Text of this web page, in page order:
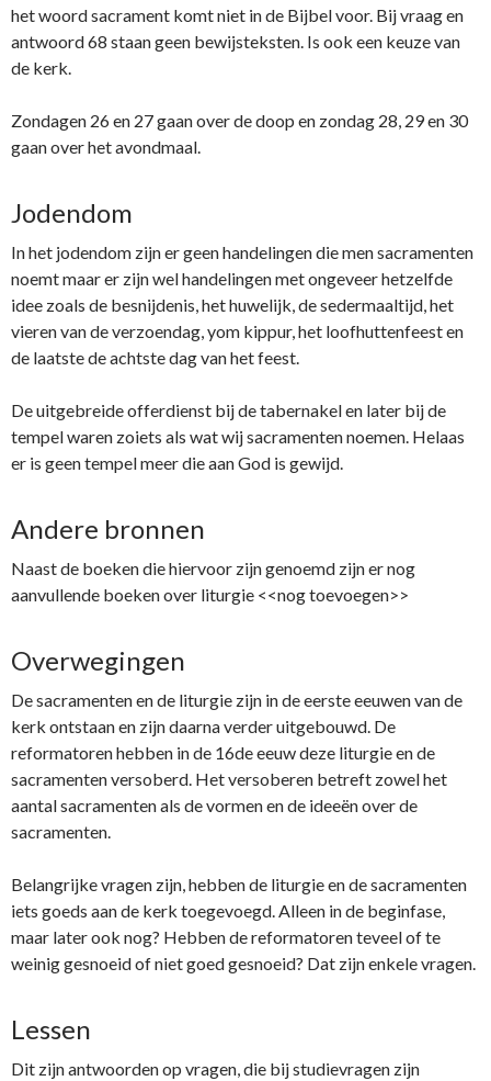
het woord sacrament komt niet in de Bijbel voor. Bij vraag en
antwoord 68 staan geen bewijsteksten. Is ook een keuze van
de kerk.
Zondagen 26 en 27 gaan over de doop en zondag 28, 29 en 30
gaan over het avondmaal.
Jodendom
In het jodendom zijn er geen handelingen die men sacramenten
noemt maar er zijn wel handelingen met ongeveer hetzelfde
idee zoals de besnijdenis, het huwelijk, de sedermaaltijd, het
vieren van de verzoendag, yom kippur, het loofhuttenfeest en
de laatste de achtste dag van het feest.
De uitgebreide offerdienst bij de tabernakel en later bij de
tempel waren zoiets als wat wij sacramenten noemen. Helaas
er is geen tempel meer die aan God is gewijd.
Andere bronnen
Naast de boeken die hiervoor zijn genoemd zijn er nog
aanvullende boeken over liturgie <<nog toevoegen>>
Overwegingen
De sacramenten en de liturgie zijn in de eerste eeuwen van de
kerk ontstaan en zijn daarna verder uitgebouwd. De
reformatoren hebben in de 16de eeuw deze liturgie en de
sacramenten versoberd. Het versoberen betreft zowel het
aantal sacramenten als de vormen en de ideeën over de
sacramenten.
Belangrijke vragen zijn, hebben de liturgie en de sacramenten
iets goeds aan de kerk toegevoegd. Alleen in de beginfase,
maar later ook nog? Hebben de reformatoren teveel of te
weinig gesnoeid of niet goed gesnoeid? Dat zijn enkele vragen.
Lessen
Dit zijn antwoorden op vragen, die bij studievragen zijn